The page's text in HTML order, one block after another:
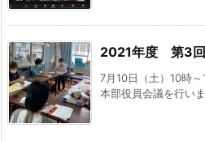
2021年度 第3回
7月10日（土）10時
本部役員会議を行い